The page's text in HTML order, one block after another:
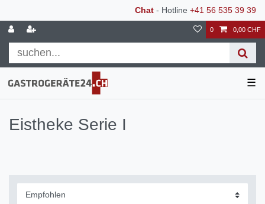
Chat - Hotline +41 56 535 39 39
0 0,00 CHF
☰
Eistheke Serie I